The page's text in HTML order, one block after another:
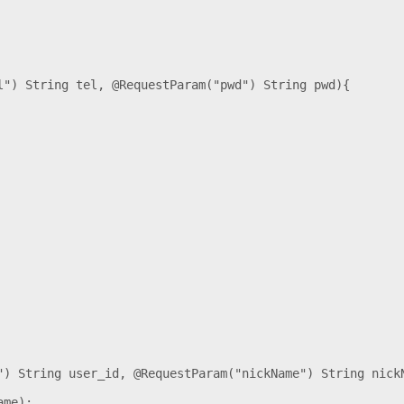
String tel, @RequestParam("pwd") String pwd){
String user_id, @RequestParam("nickName") String